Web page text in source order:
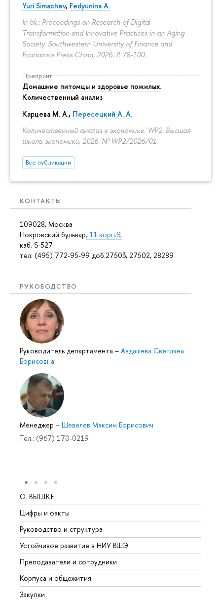
Yuri Simachev, Fedyunina A.
In bk.: Proceedings on Research of Digital
Transformation and Innovative Practices in an Aging
Society. Southwestern University of Finance and
Economics Press China, 2026. P. 78-100.
Препринт
Домашние питомцы и здоровье пожилых.
Количественный анализ
Карцева М. А., Пересецкий А. А.
Количественный анализ в экономике. WP2. Высшая
школа экономики, 2026. № WP2/2026/01.
Все публикации
КОНТАКТЫ
109028, Москва
Покровский бульвар, 11 корп.S,
каб. S-527
тел: (495) 772-95-99 доб.27503, 27502, 28289
РУКОВОДСТВО
Руководитель департамента – Авдашева Светлана
Борисовна
Менеджер – Шевелев Максим Борисович
Тел.: (967) 170-0219
О ВЫШКЕ
Цифры и факты
Руководство и структура
Устойчивое развитие в НИУ ВШЭ
Преподаватели и сотрудники
Корпуса и общежития
Закупки